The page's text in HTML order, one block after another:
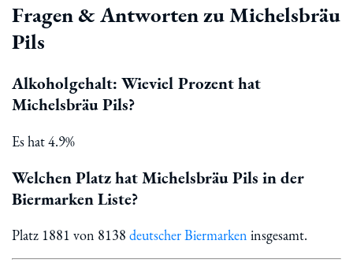
Fragen & Antworten zu Michelsbräu
Pils
Alkoholgehalt: Wieviel Prozent hat
Michelsbräu Pils?
Es hat 4.9%
Welchen Platz hat Michelsbräu Pils in der
Biermarken Liste?
Platz 1881 von 8138 deutscher Biermarken insgesamt.